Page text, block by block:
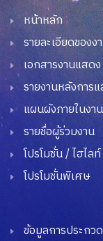
หน้าหลัก
รายละเอียดของง
เอกสารงานแสดง
รายงานหลังการ
แผนผังภายในงาน
รายชื่อผู้ร่วมงาน
โปรโมชั่น / ไฮไลท์
โปรโมชั่นพิเศษ
ข้อมูลการประกวด